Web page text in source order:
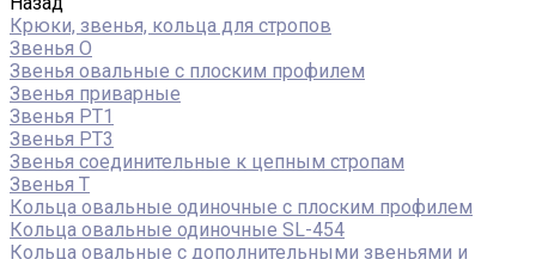
Крюки, звенья, кольца для стропов
Звенья О
Звенья овальные с плоским профилем
Звенья приварные
Звенья РТ1
Звенья РТ3
Звенья соединительные к цепным стропам
Звенья Т
Кольца овальные одиночные c плоским профилем
Кольца овальные одиночные SL-454
Кольца овальные с дополнительными звеньями и